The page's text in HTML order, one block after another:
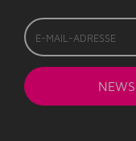
E-
Mail-
Adresse